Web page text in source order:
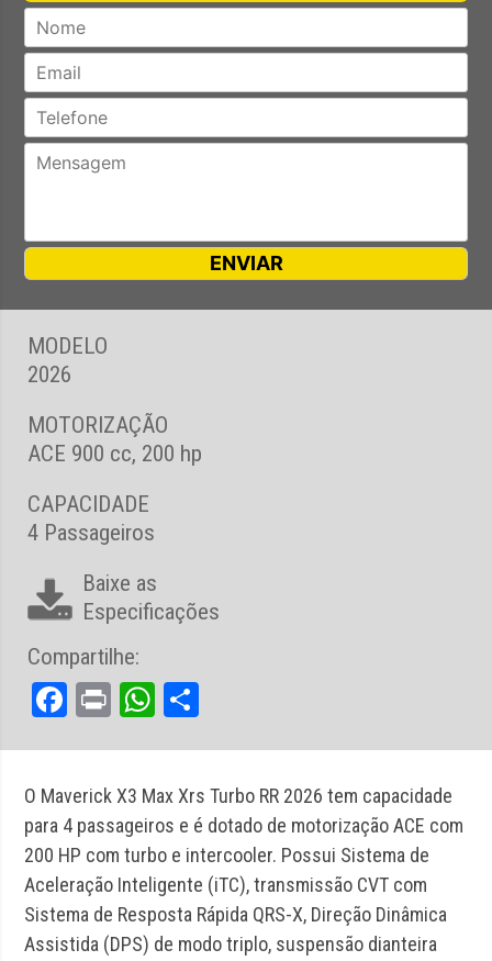
O Maverick X3 Max Xrs Turbo RR 2026 tem capacidade
para 4 passageiros e é dotado de motorização ACE com
200 HP com turbo e intercooler. Possui Sistema de
Aceleração Inteligente (iTC), transmissão CVT com
Sistema de Resposta Rápida QRS-X, Direção Dinâmica
Assistida (DPS) de modo triplo, suspensão dianteira
MODELO
2026
MOTORIZAÇÃO
ACE 900 cc, 200 hp
CAPACIDADE
4 Passageiros
Baixe as
Especificações
Compartilhe:
Facebook
PrintWhatsApp